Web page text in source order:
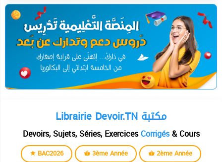
Librairie Devoir.TN مكتبة
Devoirs, Sujets, Séries, ExercicesCorrigés& Cours
BAC2026 3ème Année
2ème Année